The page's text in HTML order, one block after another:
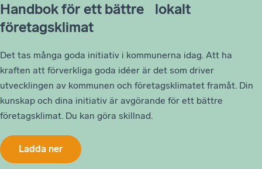
Handbok för ett bättre lokalt
företagsklimat
Det tas många goda initiativ i kommunerna idag. Att ha
kraften att förverkliga goda idéer är det som driver
utvecklingen av kommunen och företagsklimatet framåt. Din
kunskap och dina initiativ är avgörande för ett bättre
företagsklimat. Du kan göra skillnad.
Ladda ner